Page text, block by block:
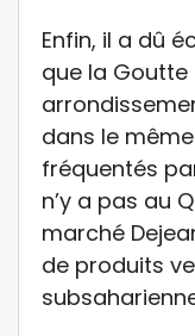
Enfin, il a dû
que la Goutte
dans le
fréquentés
n’y a pas au
marché
de produits